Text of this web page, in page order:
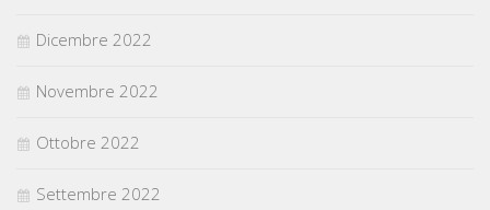
Dicembre 2022
Novembre 2022
Ottobre 2022
Settembre 2022